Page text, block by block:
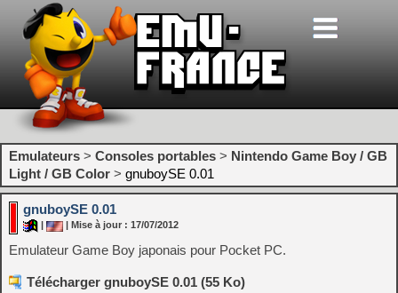
Emulateurs > Consoles portables > Nintendo Game Boy / GB
Light / GB Color > gnuboySE 0.01
gnuboySE 0.01
| Mise à jour : 17/07/2012
Emulateur Game Boy japonais pour Pocket PC.
Télécharger gnuboySE 0.01 (55 Ko)